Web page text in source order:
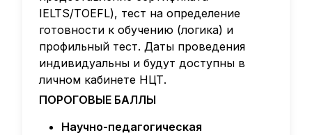
IELTS/TOEFL), тест на определение
готовности к обучению (логика) и
профильный тест. Даты проведения
индивидуальны и будут доступны в
личном кабинете НЦТ.
ПОРОГОВЫЕ БАЛЛЫ
Научно-педагогическая